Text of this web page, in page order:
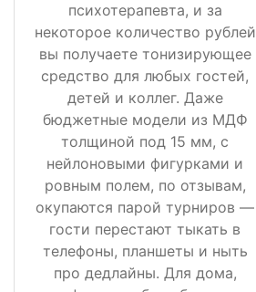
психотерапевта, и за
некоторое количество рублей
вы получаете тонизирующее
средство для любых гостей,
детей и коллег. Даже
бюджетные модели из МДФ
толщиной под 15 мм, с
нейлоновыми фигурками и
ровным полем, по отзывам,
окупаются парой турниров —
гости перестают тыкать в
телефоны, планшеты и ныть
про дедлайны. Для дома,